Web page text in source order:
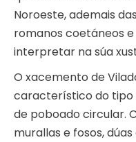
Noroeste, ademais
romanos coetáneos
interpretar na súa
O xacemento de
característico do tipo
de poboado circular.
murallas e fosos,